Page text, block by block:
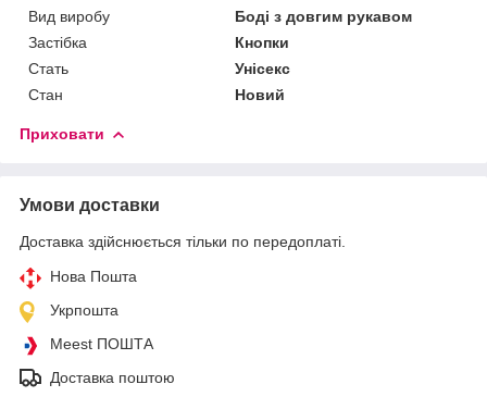
Вид виробу
Боді з довгим рукавом
Застібка
Кнопки
Стать
Унісекс
Стан
Новий
Приховати
Умови доставки
Доставка здійснюється тільки по передоплаті.
Нова Пошта
Укрпошта
Meest ПОШТА
Доставка поштою